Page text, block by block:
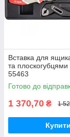
Вставка для
та плоскогубцями
55463
Готово до
1 370,70 ₴ 1
Купити